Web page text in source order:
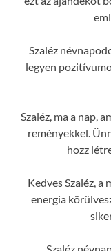
Szaléz
legyen
Szaléz, ma a nap,
reményekkel.
hozz
Kedves Szaléz, a
energia
Szaléz